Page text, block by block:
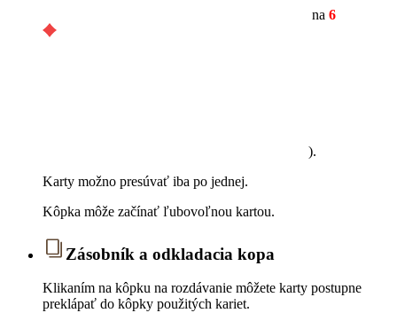
na 6
).
Karty možno presúvať iba po jednej.
Kôpka môže začínať ľubovoľnou kartou.
Zásobník a odkladacia kopa
Klikaním na kôpku na rozdávanie môžete karty postupne
preklápať do kôpky použitých kariet.